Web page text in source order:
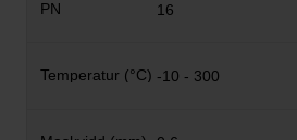
16
-10 - 300